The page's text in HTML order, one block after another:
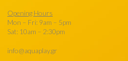
Opening Hours
Mon – Fri: 9am – 5pm
Sat: 10am – 2:30pm
info@aquaplay.gr